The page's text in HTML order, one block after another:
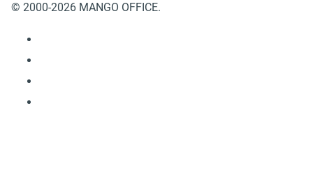
© 2000-2026 MANGO OFFICE.